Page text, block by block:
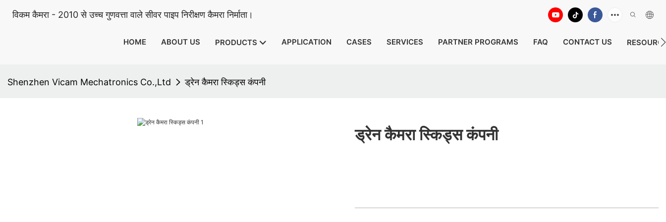
विकम कैमरा - 2010 से उच्च गुणवत्ता वाले सीवर पाइप निरीक्षण कैमरा निर्माता।
HOME ABOUT US PRODUCTS APPLICATION CASES SERVICES PARTNER PROGRAMS FAQ CONTACT US
Shenzhen Vicam Mechatronics Co.,Ltd ड्रेन कैमरा स्किड्स कंपनी
ड्रेन कैमरा स्किड्स कंपनी